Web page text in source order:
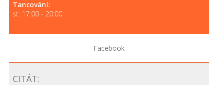
Tancování:
st: 17:00 - 20:00
Facebook
CITÁT: